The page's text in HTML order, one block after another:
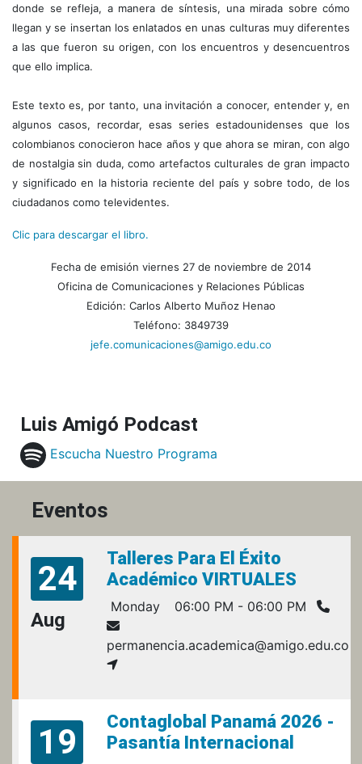
donde se refleja, a manera de síntesis, una mirada sobre cómo
llegan y se insertan los enlatados en unas culturas muy diferentes
a las que fueron su origen, con los encuentros y desencuentros
que ello implica.
Este texto es, por tanto, una invitación a conocer, entender y, en
algunos casos, recordar, esas series estadounidenses que los
colombianos conocieron hace años y que ahora se miran, con algo
de nostalgia sin duda, como artefactos culturales de gran impacto
y significado en la historia reciente del país y sobre todo, de los
ciudadanos como televidentes.
Clic para descargar el libro.
Fecha de emisión viernes 27 de noviembre de 2014
Oficina de Comunicaciones y Relaciones Públicas
Edición: Carlos Alberto Muñoz Henao
Teléfono: 3849739
jefe.comunicaciones@amigo.edu.co
Luis Amigó Podcast
Escucha Nuestro Programa
Eventos
24
Aug
Talleres Para El Éxito
Académico VIRTUALES
Monday 06:00 PM - 06:00 PM
permanencia.academica@amigo.edu.co
19
Contaglobal Panamá 2026 -
Pasantía Internacional